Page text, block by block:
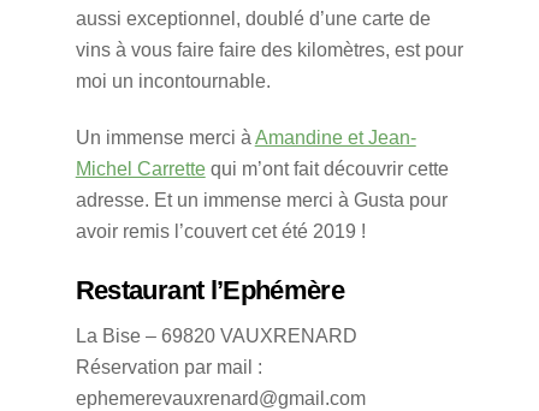
aussi exceptionnel, doublé d’une carte de
vins à vous faire faire des kilomètres, est pour
moi un incontournable.
Un immense merci à Amandine et Jean-
Michel Carrettequi m’ont fait découvrir cette
adresse. Et un immense merci à Gusta pour
avoir remis l’couvert cet été 2019 !
Restaurant l’Ephémère
La Bise – 69820 VAUXRENARD
Réservation par mail :
ephemerevauxrenard@gmail.com